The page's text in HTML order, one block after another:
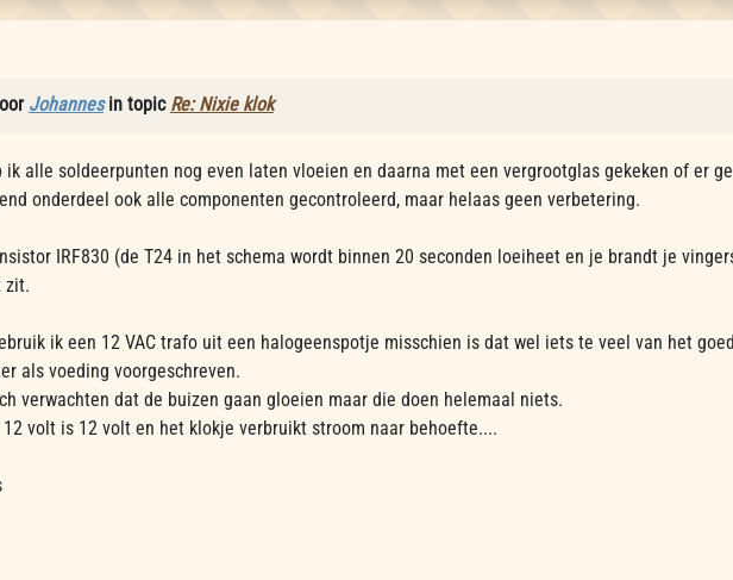
Johannesin topic Re: Nixie klok
ik alle soldeerpunten nog even laten vloeien en daarna met een vergrootglas gekeken of er
onderdeel ook alle componenten gecontroleerd, maar helaas geen verbetering.
IRF830 (de T24 in het schema wordt binnen 20 seconden loeiheet en je brandt je
zit.
ik een 12 VAC trafo uit een halogeenspotje misschien is dat wel iets te veel van het
als voeding voorgeschreven.
verwachten dat de buizen gaan gloeien maar die doen helemaal niets.
volt is 12 volt en het klokje verbruikt stroom naar behoefte....